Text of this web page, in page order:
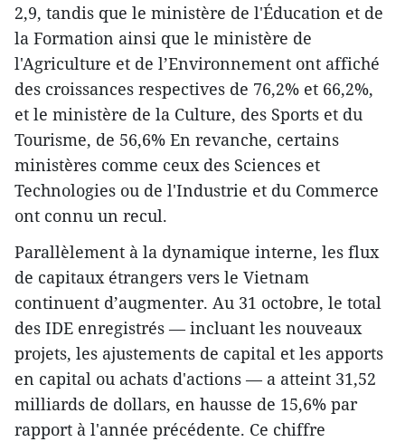
2,9, tandis que le ministère de l'Éducation et de
la Formation ainsi que le ministère de
l'Agriculture et de l’Environnement ont affiché
des croissances respectives de 76,2% et 66,2%,
et le ministère de la Culture, des Sports et du
Tourisme, de 56,6% En revanche, certains
ministères comme ceux des Sciences et
Technologies ou de l'Industrie et du Commerce
ont connu un recul.
Parallèlement à la dynamique interne, les flux
de capitaux étrangers vers le Vietnam
continuent d’augmenter. Au 31 octobre, le total
des IDE enregistrés — incluant les nouveaux
projets, les ajustements de capital et les apports
en capital ou achats d'actions — a atteint 31,52
milliards de dollars, en hausse de 15,6% par
rapport à l'année précédente. Ce chiffre